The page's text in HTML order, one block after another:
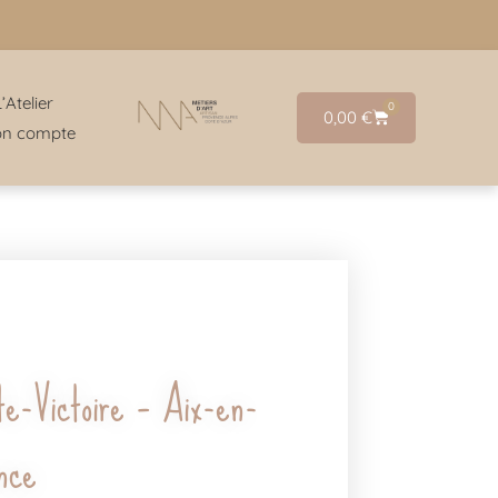
compte
0,00 € 0
Victoire – Aix-en-